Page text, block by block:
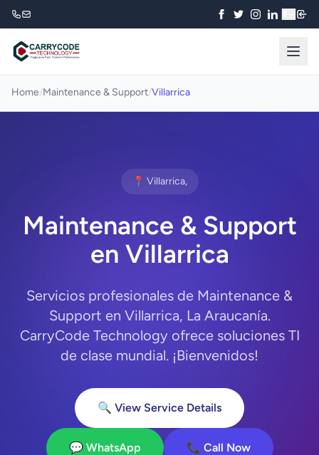
Home/Maintenance & Support/Villarrica
📍 Villarrica,
Maintenance & Support
en Villarrica
Servicios profesionales de Maintenance &
Support en Villarrica, La Araucanía.
CarryCode Technology ofrece soluciones TI
de clase mundial. ¡Bienvenidos!
🔍 View Service Details
💬 WhatsApp 📞 Call Now